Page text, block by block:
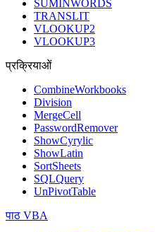
SUMINWORDS
TRANSLIT
VLOOKUP2
VLOOKUP3
प्रक्रियाओं
CombineWorkbooks
Division
MergeCell
PasswordRemover
ShowCyrylic
ShowLatin
SortSheets
SQLQuery
UnPivotTable
पाठ VBA